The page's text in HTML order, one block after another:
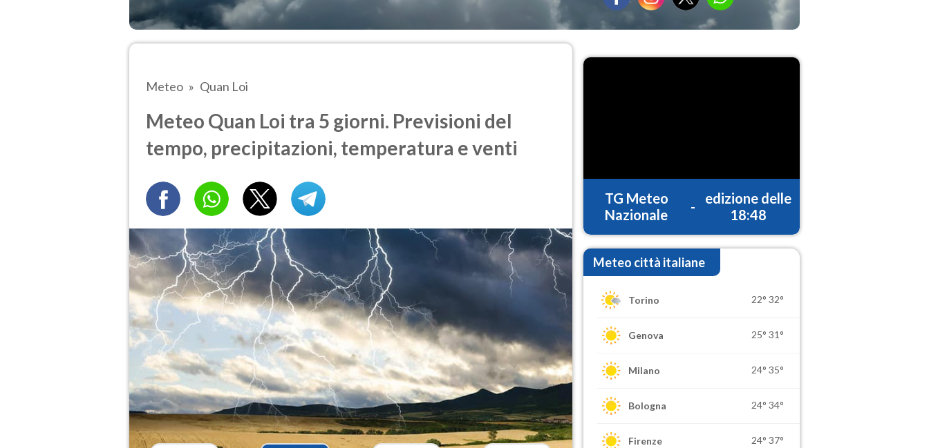
Meteo Quan Loi
Meteo Quan Loi tra 5 giorni. Previsioni del
tempo, precipitazioni, temperatura e venti
TG Meteo
Nazionale
-
edizione delle
18:48
Meteo città italiane
Torino 22° 32°
Genova 25° 31°
Milano 24° 35°
Bologna 24° 34°
Firenze 24° 37°